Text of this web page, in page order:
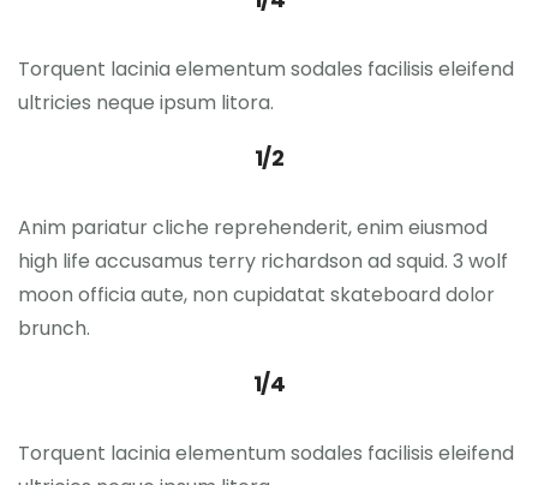
Torquent lacinia elementum sodales facilisis eleifend
ultricies neque ipsum litora.
1/2
Anim pariatur cliche reprehenderit, enim eiusmod
high life accusamus terry richardson ad squid. 3 wolf
moon officia aute, non cupidatat skateboard dolor
brunch.
1/4
Torquent lacinia elementum sodales facilisis eleifend